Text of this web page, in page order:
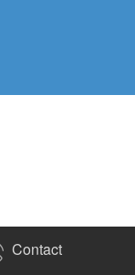
Contact